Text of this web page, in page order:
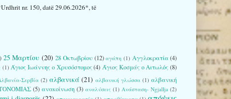
nr. 150, datë 29.06.2026*, të
25 Μαρτίου (20) 28 Οκτωβρίου (12) αγάπη (1) Αγγλοκρατία (4)
(1) Άγιος Ιωάννης ο Χρυσόστομος (4) Άγιος Κοσμάς ο Αιτωλός (8)
Σερβία (2) αλβανικά (21) αλβανική γλώσσα (1) αλβανική
(5) ανακοίνωση (3) αναλύσεις (1) Ανάσταση- Ngjallja (2)